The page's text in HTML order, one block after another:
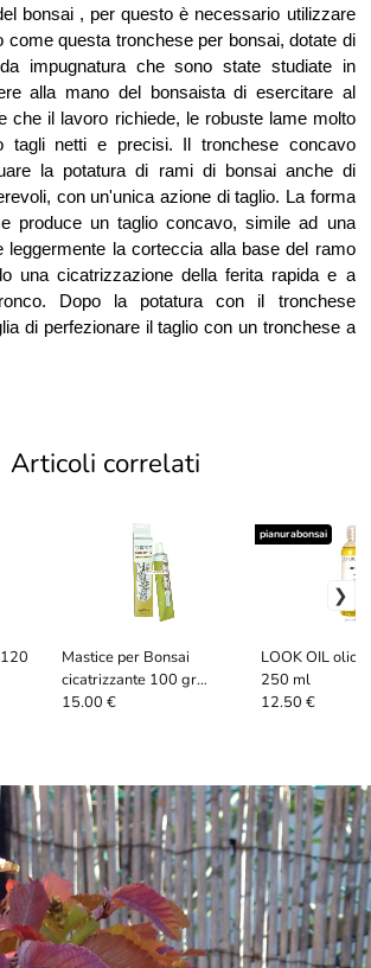
bonsai , per questo è necessario utilizzare
come questa tronchese per bonsai, dotate di
impugnatura che sono state studiate in
alla mano del bonsaista di esercitare al
che il lavoro richiede, le robuste lame molto
tagli netti e precisi.
Il tronchese concavo
la potatura di rami di bonsai anche di
con un'unica azione di taglio. La forma
produce un taglio concavo, simile ad una
leggermente la corteccia alla base del ramo
una cicatrizzazione della ferita rapida e a
Dopo la potatura con il tronchese
di perfezionare il taglio con un tronchese a
Articoli correlati
Mastice per Bonsai
cicatrizzante 100 gr
Kaneshin
15.00 €
LOOK OIL olio
250 ml
pianurabonsai
12.50 €